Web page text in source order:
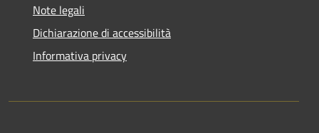
Note legali
Dichiarazione di accessibilità
Informativa privacy